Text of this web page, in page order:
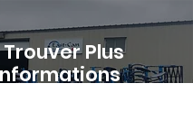
Trouver Plus